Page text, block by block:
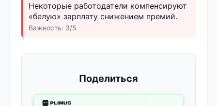
Некоторые работодатели компенсируют
«белую» зарплату снижением премий.
Важность: 3/5
Поделиться